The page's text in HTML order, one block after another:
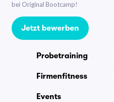
bei Original Bootcamp!
Jetzt bewerben
Probetraining
Firmenfitness
Events